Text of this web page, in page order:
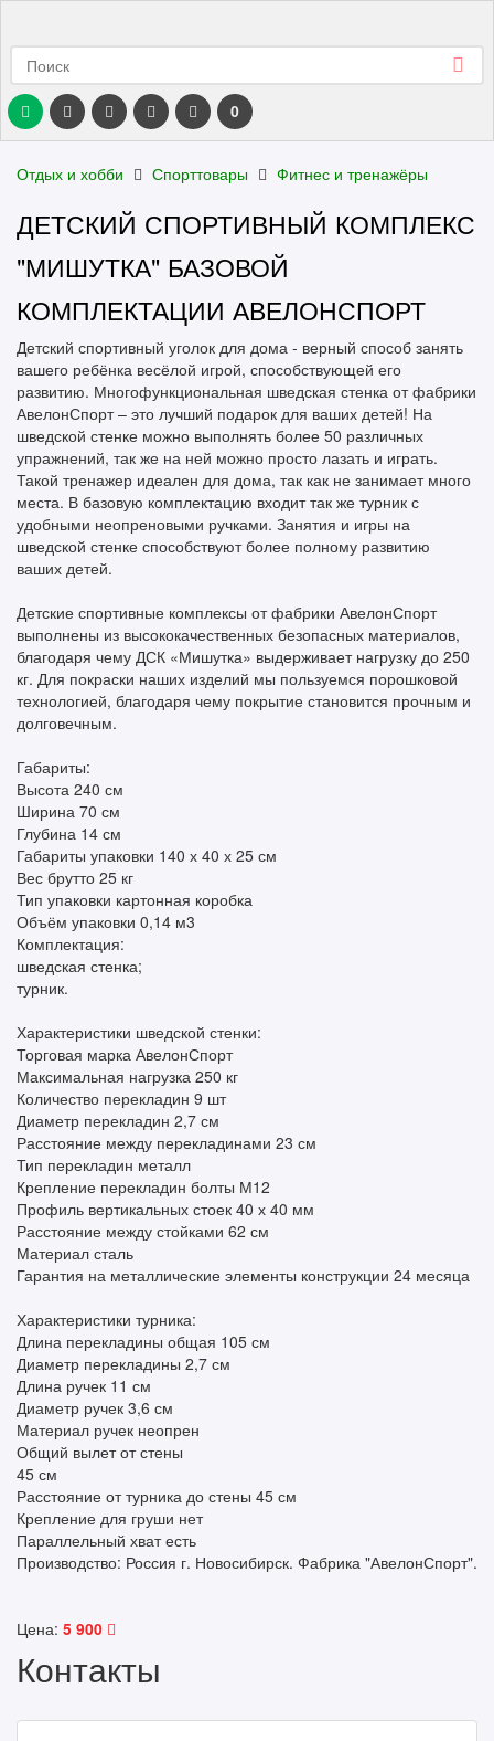
0
Отдых и хобби Спорттовары Фитнес и тренажёры
ДЕТСКИЙ СПОРТИВНЫЙ КОМПЛЕКС
"МИШУТКА" БАЗОВОЙ
КОМПЛЕКТАЦИИ АВЕЛОНСПОРТ
Детский спортивный уголок для дома - верный способ занять
вашего ребёнка весёлой игрой, способствующей его
развитию. Многофункциональная шведская стенка от фабрики
АвелонСпорт – это лучший подарок для ваших детей! На
шведской стенке можно выполнять более 50 различных
упражнений, так же на ней можно просто лазать и играть.
Такой тренажер идеален для дома, так как не занимает много
места. В базовую комплектацию входит так же турник с
удобными неопреновыми ручками. Занятия и игры на
шведской стенке способствуют более полному развитию
ваших детей.
Детские спортивные комплексы от фабрики АвелонСпорт
выполнены из высококачественных безопасных материалов,
благодаря чему ДСК «Мишутка» выдерживает нагрузку до 250
кг. Для покраски наших изделий мы пользуемся порошковой
технологией, благодаря чему покрытие становится прочным и
долговечным.
Габариты:
Высота 240 см
Ширина 70 см
Глубина 14 см
Габариты упаковки 140 х 40 х 25 см
Вес брутто 25 кг
Тип упаковки картонная коробка
Объём упаковки 0,14 м3
Комплектация:
шведская стенка;
турник.
Характеристики шведской стенки:
Торговая марка АвелонСпорт
Максимальная нагрузка 250 кг
Количество перекладин 9 шт
Диаметр перекладин 2,7 см
Расстояние между перекладинами 23 см
Тип перекладин металл
Крепление перекладин болты М12
Профиль вертикальных стоек 40 х 40 мм
Расстояние между стойками 62 см
Материал сталь
Гарантия на металлические элементы конструкции 24 месяца
Характеристики турника:
Длина перекладины общая 105 см
Диаметр перекладины 2,7 см
Длина ручек 11 см
Диаметр ручек 3,6 см
Материал ручек неопрен
Общий вылет от стены
45 см
Расстояние от турника до стены 45 см
Крепление для груши нет
Параллельный хват есть
Производство: Россия г. Новосибирск. Фабрика "АвелонСпорт".
Цена: 5 900
Контакты